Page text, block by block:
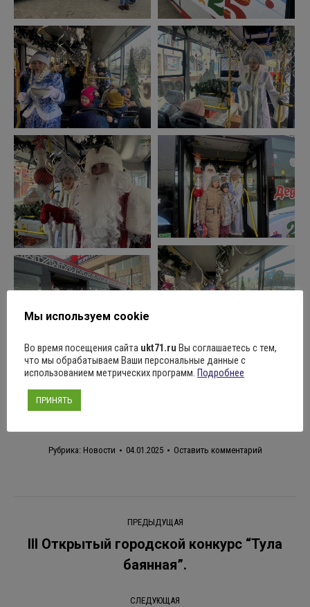
Поделиться
Рубрика: Новости 04.01.2025 Оставить комментарий
Навигация
по
ПРЕДЫДУЩАЯ
запись:
III Открытый городской конкурс “Тула
баянная”.
СЛЕДУЮЩАЯ
Мы используем cookie
Во время посещения сайта ukt71.ru Вы соглашаетесь с тем,
что мы обрабатываем Ваши персональные данные с
использованием метрических программ. Подробнее
ПРИНЯТЬ